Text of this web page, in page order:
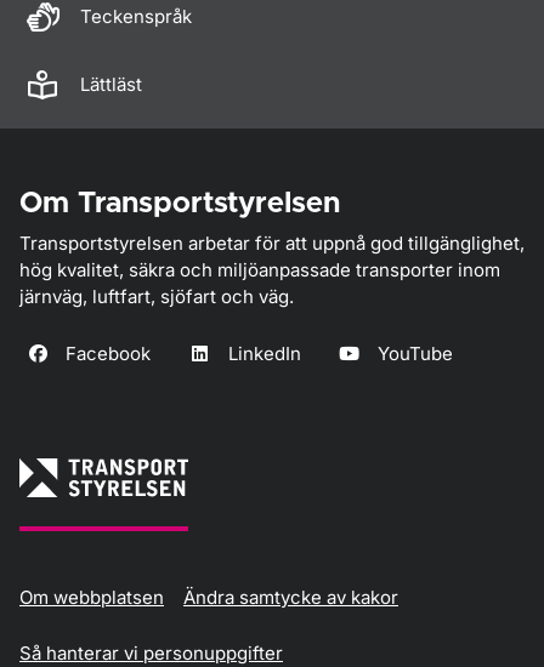
Teckenspråk
Lättläst
Om Transportstyrelsen
Transportstyrelsen arbetar för att uppnå god tillgänglighet,
hög kvalitet, säkra och miljöanpassade transporter inom
järnväg, luftfart, sjöfart och väg.
Facebook LinkedIn YouTube
Om webbplatsen Ändra samtycke av kakor
Så hanterar vi personuppgifter